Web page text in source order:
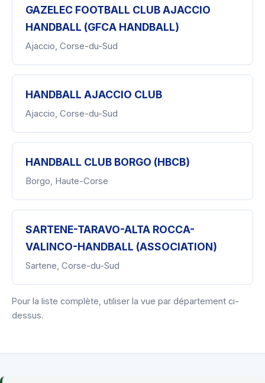
GAZELEC FOOTBALL CLUB AJACCIO
HANDBALL (GFCA HANDBALL)
Ajaccio, Corse-du-Sud
HANDBALL AJACCIO CLUB
Ajaccio, Corse-du-Sud
HANDBALL CLUB BORGO (HBCB)
Borgo, Haute-Corse
SARTENE-TARAVO-ALTA ROCCA-
VALINCO-HANDBALL (ASSOCIATION)
Sartene, Corse-du-Sud
Pour la liste complète, utiliser la vue par département ci-
dessus.